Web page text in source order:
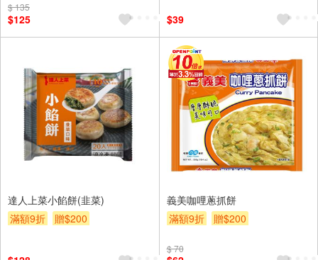
$ 135
$125 $39
達人上菜小餡餅(韭菜)
滿額9折
贈$200
義美咖哩蔥抓餅
滿額9折
贈$200
$ 70